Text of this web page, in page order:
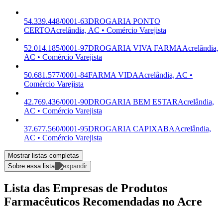
54.339.448/0001-63DROGARIA PONTO
CERTOAcrelândia, AC • Comércio Varejista
52.014.185/0001-97DROGARIA VIVA FARMAAcrelândia,
AC • Comércio Varejista
50.681.577/0001-84FARMA VIDAAcrelândia, AC •
Comércio Varejista
42.769.436/0001-90DROGARIA BEM ESTARAcrelândia,
AC • Comércio Varejista
37.677.560/0001-95DROGARIA CAPIXABAAcrelândia,
AC • Comércio Varejista
Mostrar listas completas
Sobre essa lista
Lista das Empresas de Produtos
Farmacêuticos Recomendadas no Acre